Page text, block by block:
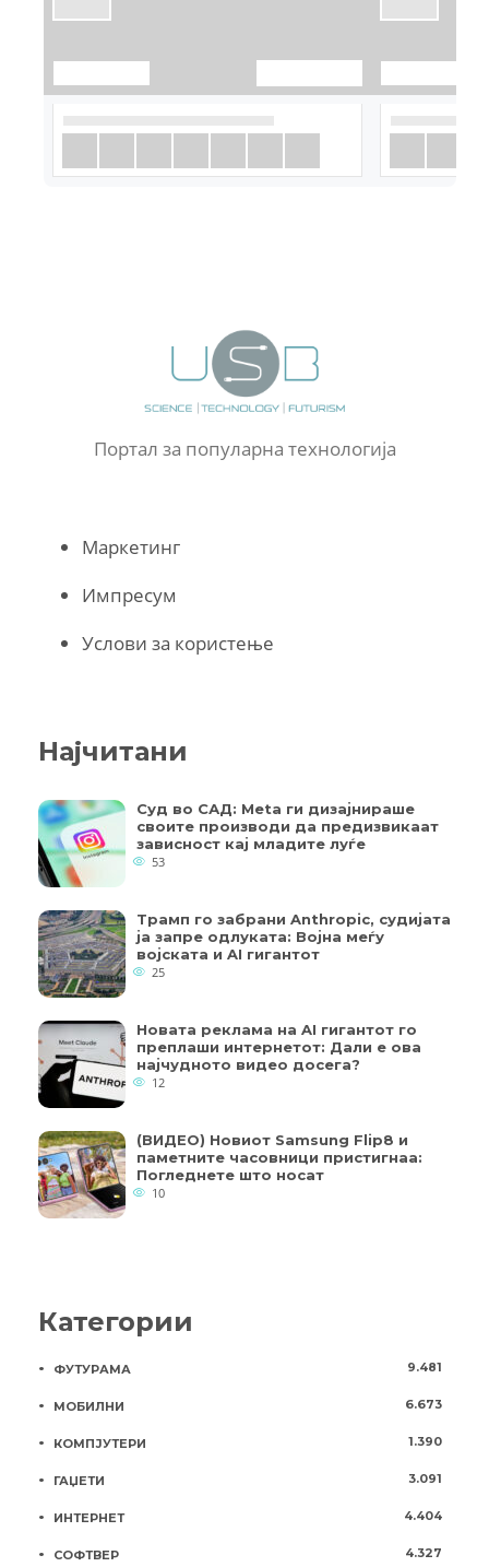
Портал за популарна технологија
Маркетинг
Импресум
Услови за користење
Најчитани
Суд во САД: Meta ги дизајнираше
своите производи да предизвикаат
зависност кај младите луѓе
53
Трамп го забрани Anthropic, судијата
ја запре одлуката: Војна меѓу
војската и AI гигантот
25
Новата реклама на AI гигантот го
преплаши интернетот: Дали е ова
најчудното видео досега?
12
(ВИДЕО) Новиот Samsung Flip8 и
паметните часовници пристигнаа:
Погледнете што носат
10
Категории
ФУТУРАМА 9.481
МОБИЛНИ 6.673
КОМПЈУТЕРИ 1.390
ГАЏЕТИ 3.091
ИНТЕРНЕТ 4.404
СОФТВЕР 4.327